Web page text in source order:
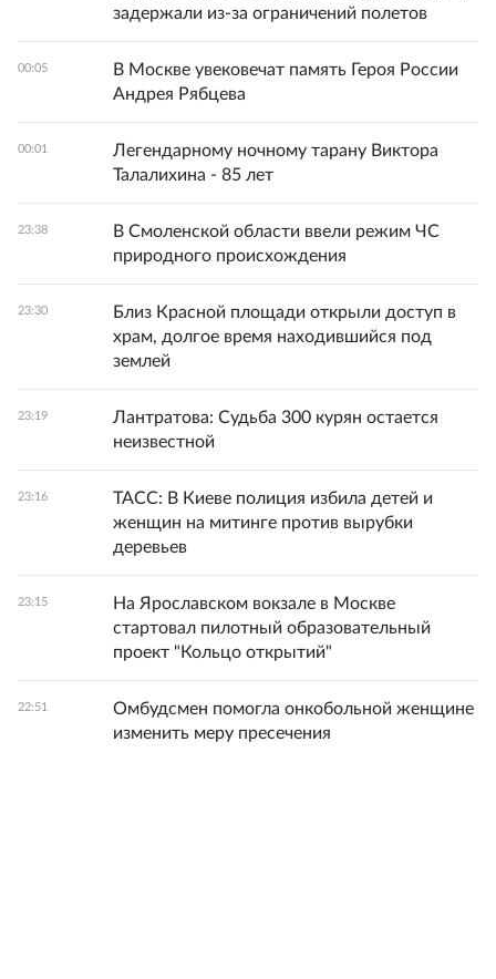
задержали из-за ограничений полетов
00:05
В Москве увековечат память Героя России
Андрея Рябцева
00:01
Легендарному ночному тарану Виктора
Талалихина - 85 лет
23:38
В Смоленской области ввели режим ЧС
природного происхождения
23:30
Близ Красной площади открыли доступ в
храм, долгое время находившийся под
землей
23:19
Лантратова: Судьба 300 курян остается
неизвестной
23:16
ТАСС: В Киеве полиция избила детей и
женщин на митинге против вырубки
деревьев
23:15
На Ярославском вокзале в Москве
стартовал пилотный образовательный
проект "Кольцо открытий"
22:51
Омбудсмен помогла онкобольной женщине
изменить меру пресечения